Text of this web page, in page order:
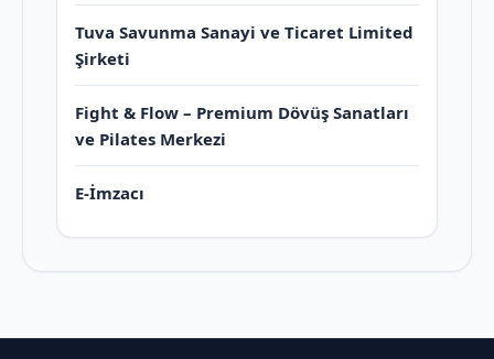
Tuva Savunma Sanayi ve Ticaret Limited
Şirketi
Fight & Flow – Premium Dövüş Sanatları
ve Pilates Merkezi
E-İmzacı